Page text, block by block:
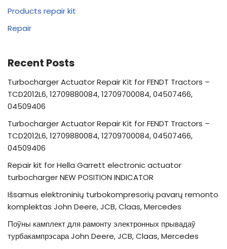
Products repair kit
Repair
Recent Posts
Turbocharger Actuator Repair Kit for FENDT Tractors –
TCD2012L6, 12709880084, 12709700084, 04507466,
04509406
Turbocharger Actuator Repair Kit for FENDT Tractors –
TCD2012L6, 12709880084, 12709700084, 04507466,
04509406
Repair kit for Hella Garrett electronic actuator
turbocharger NEW POSITION INDICATOR
Išsamus elektroninių turbokompresorių pavarų remonto
komplektas John Deere, JCB, Claas, Mercedes
Поўны камплект для рамонту электронных прывадаў
турбакампрэсара John Deere, JCB, Claas, Mercedes